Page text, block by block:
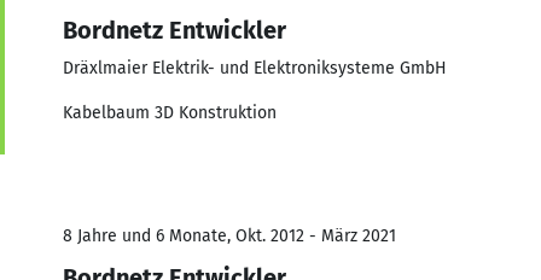
Bordnetz Entwickler
Dräxlmaier Elektrik- und Elektroniksysteme GmbH
Kabelbaum 3D Konstruktion
8 Jahre und 6 Monate, Okt. 2012 - März 2021